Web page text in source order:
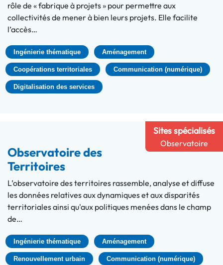
rôle de « fabrique à projets » pour permettre aux
collectivités de mener à bien leurs projets. Elle facilite
l’accès…
Ingénierie thématique Aménagement
Coopérations territoriales Communication (numérique)
Digitalisation des services
Sites spécialisés
Observatoire
Observatoire des
Territoires
L’observatoire des territoires rassemble, analyse et diffuse
les données relatives aux dynamiques et aux disparités
territoriales ainsi qu'aux politiques menées dans le champ
de…
Ingénierie thématique Aménagement
Renouvellement urbain Communication (numérique)